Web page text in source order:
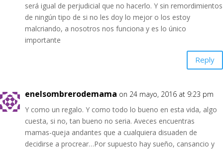
será igual de perjudicial que no hacerlo. Y sin remordimientos
de ningún tipo de si no les doy lo mejor o los estoy
malcriando, a nosotros nos funciona y es lo único
importante
Reply
enelsombrerodemama on 24 mayo, 2016 at 9:23 pm
Y como un regalo. Y como todo lo bueno en esta vida, algo
cuesta, si no, tan bueno no seria. Aveces encuentras
mamas-queja andantes que a cualquiera disuaden de
decidirse a procrear…Por supuesto hay sueño, cansancio y